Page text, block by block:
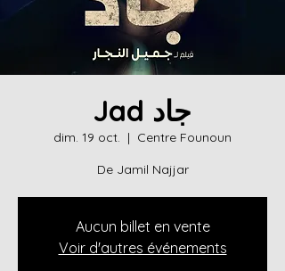
Jad جاد
dim. 19 oct.
  |
Centre Founoun
De Jamil Najjar
Aucun billet en vente
Voir d'autres événements